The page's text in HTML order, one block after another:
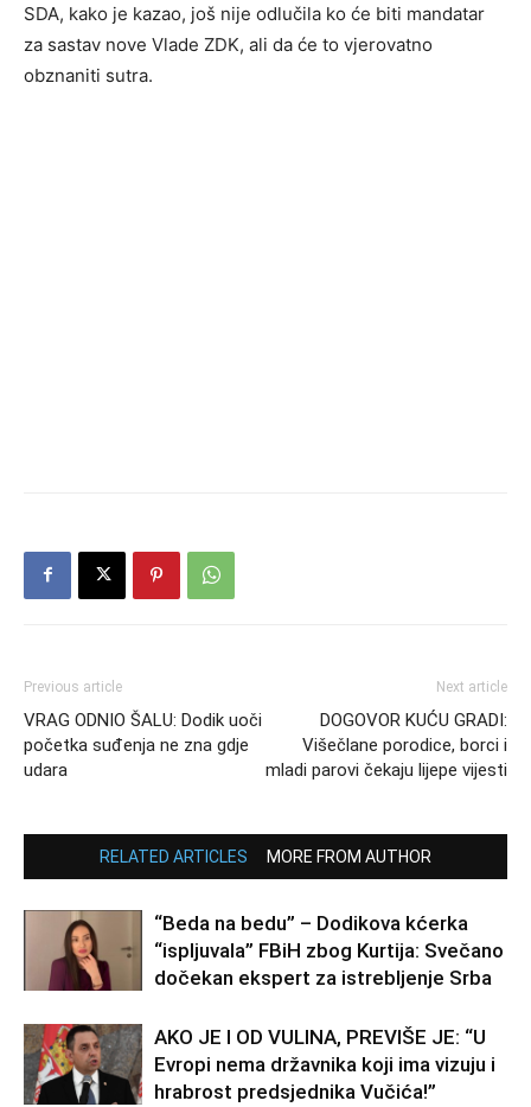
SDA, kako je kazao, još nije odlučila ko će biti mandatar
za sastav nove Vlade ZDK, ali da će to vjerovatno
obznaniti sutra.
Previous article
VRAG ODNIO ŠALU: Dodik uoči
početka suđenja ne zna gdje
udara
Next article
DOGOVOR KUĆU GRADI:
Višečlane porodice, borci i
mladi parovi čekaju lijepe vijesti
RELATED ARTICLES MORE FROM AUTHOR
“Beda na bedu” – Dodikova kćerka
“ispljuvala” FBiH zbog Kurtija: Svečano
dočekan ekspert za istrebljenje Srba
AKO JE I OD VULINA, PREVIŠE JE: “U
Evropi nema državnika koji ima vizuju i
hrabrost predsjednika Vučića!”